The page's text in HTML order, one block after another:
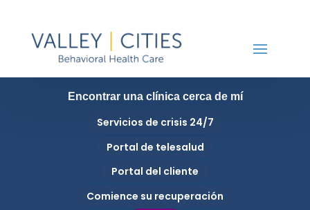
Encontrar una clínica cerca de mí
Servicios de crisis 24/7
Portal de telesalud
Portal del cliente
Comience su recuperación